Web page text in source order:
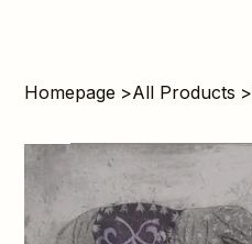
Homepage >All Products >